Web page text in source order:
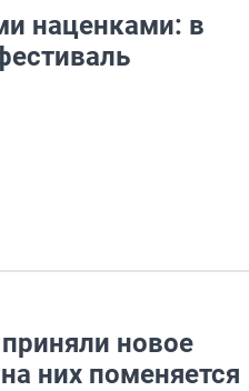
наценками: в
новое
них поменяется